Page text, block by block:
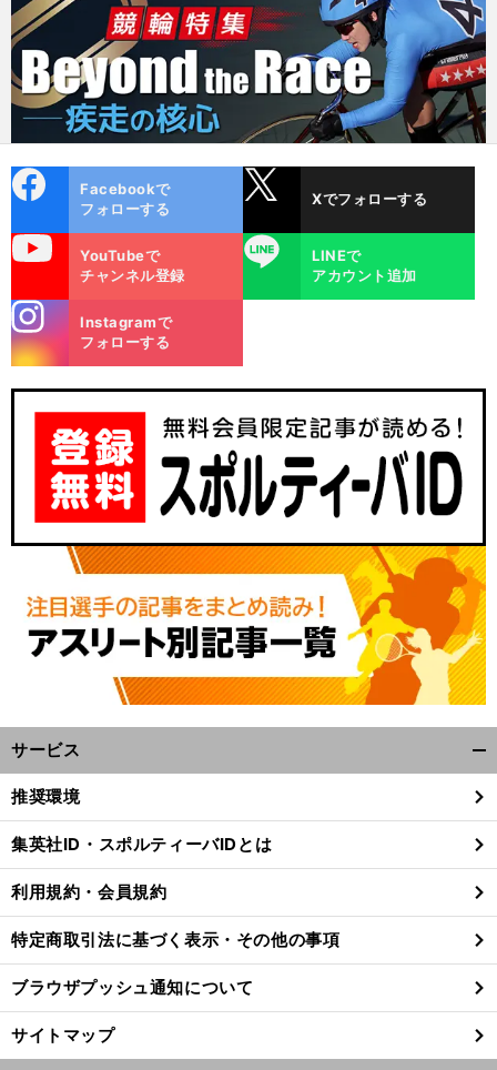
ok
Facebookで
フォローする
Xでフォローする
YouTubeで
チャンネル登録
LINE
LINEで
アカウント追加
m
Instagramで
フォローする
サービス
閉
る
推奨環境
集英社ID・スポルティーバIDとは
利用規約・会員規約
特定商取引法に基づく表示・その他の事項
ブラウザプッシュ通知について
サイトマップ